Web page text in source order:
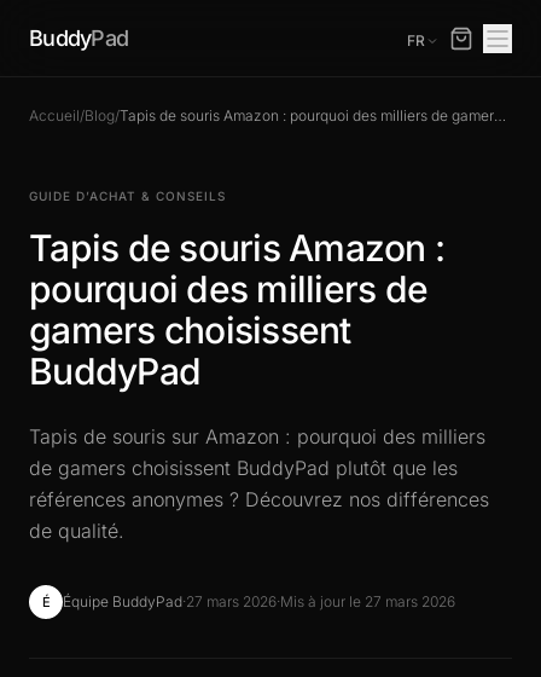
BuddyPad FR
Accueil/Blog/ Tapis de souris Amazon : pourquoi des milliers de gamers choisissent BuddyPad
GUIDE D’ACHAT & CONSEILS
Tapis de souris Amazon :
pourquoi des milliers de
gamers choisissent
BuddyPad
Tapis de souris sur Amazon : pourquoi des milliers
de gamers choisissent BuddyPad plutôt que les
références anonymes ? Découvrez nos différences
de qualité.
É Équipe BuddyPad·27 mars 2026·Mis à jour le 27 mars 2026